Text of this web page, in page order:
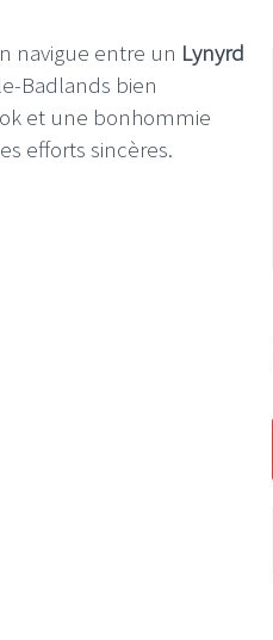
navigue entre un Lynyrd
Badlands bien
et une bonhommie
efforts sincères.